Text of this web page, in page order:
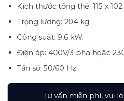
Kích thước tổng thể: 115 x
Trọng lượng: 204 kg.
Công suất: 9,6 kW.
Điện áp: 400V/3 pha hoặc
Tần số: 50/60 Hz.
Tư vấn miễn phí, vui